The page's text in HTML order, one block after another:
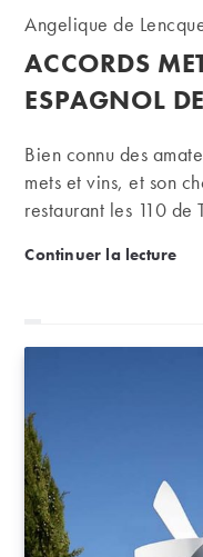
Auteur/autrice
la
publication :
Angelique de
ACCORDS
ESPAGNOL
Bien connu des
mets et vins, et son
restaurant les 110 de
cuisine espagnole,
Continuer la lecture